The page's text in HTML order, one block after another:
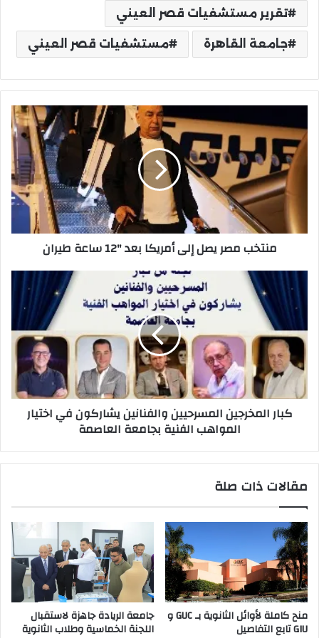
تقرير مستشفيات قصر العيني
جامعة القاهرة مستشفيات قصر العيني
مصر
يصل
إلى
أمريكا
ساعة
طيران
منتخب مصر يصل إلى أمريكا بعد "12 ساعة طيران
المخرجين
المسرحيين
والفنانين
يشاركون
اختيار
المواهب
الفنية
بجامعة
كبار المخرجين المسرحيين والفنانين يشاركون في اختيار
المواهب الفنية بجامعة العاصمة
مقالات ذات صلة
منح كاملة لأوائل الثانوية بـ GUC و
GIU تابع التفاصيل
جامعة الريادة جاهزة لاستقبال
اللجنة الخماسية وطلاب الثانوية